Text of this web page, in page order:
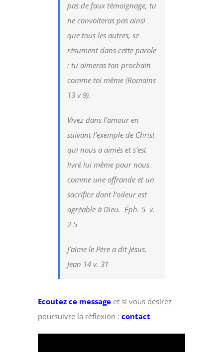
pas de faux témoignage, tu
ne convoiteras pas ainsi
que tous les autres, se
résument dans cette parole
: tu aimeras ton prochain
comme toi même (Romains
13 v 9).
Vivez dans l’amour en
suivant l’exemple de Christ
qui nous a aimés et s’est
livré lui même pour nous
comme une offrande et un
sacrifice dont l’odeur est
agréable à Dieu. Éph. 5 v.
2 5
J’aime le Père a dit Jésus.
Jean 14 v. 31
Ecoutez ce message et si vous désirez
poursuivre la réflexion :contact